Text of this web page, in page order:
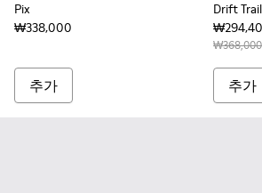
Pix
₩338,000
추가
Drift Trail
₩368,000
추가